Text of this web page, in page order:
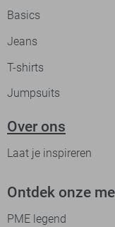
Basics
Jeans
T-shirts
Jumpsuits
Over ons
Laat je inspireren
Ontdek onze
PME legend